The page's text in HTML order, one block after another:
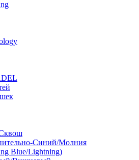
Синий/Молния
Blue/Lightning)